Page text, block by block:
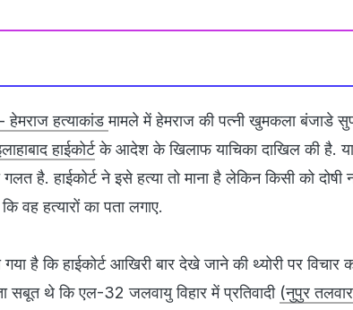
हेमराज हत्याकांडमामले में हेमराज की पत्नी खुमकला बंजाडे
हाईकोर्टके आदेश के खिलाफ याचिका दाखिल की है.
है. हाईकोर्ट ने इसे हत्या तो माना है लेकिन किसी को दोषी
वह हत्यारों का पता लगाए.
है कि हाईकोर्ट आखिरी बार देखे जाने की थ्योरी पर विचार
सबूत थे कि एल-32 जलवायु विहार में प्रतिवादी (नुपुर